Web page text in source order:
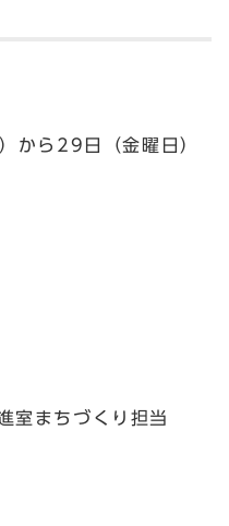
から29日（金曜日）
室まちづくり担当